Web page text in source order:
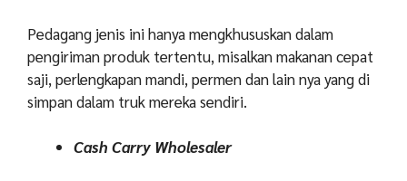
Pedagang jenis ini hanya mengkhususkan dalam
pengiriman produk tertentu, misalkan makanan cepat
saji, perlengkapan mandi, permen dan lain nya yang di
simpan dalam truk mereka sendiri.
Cash Carry Wholesaler